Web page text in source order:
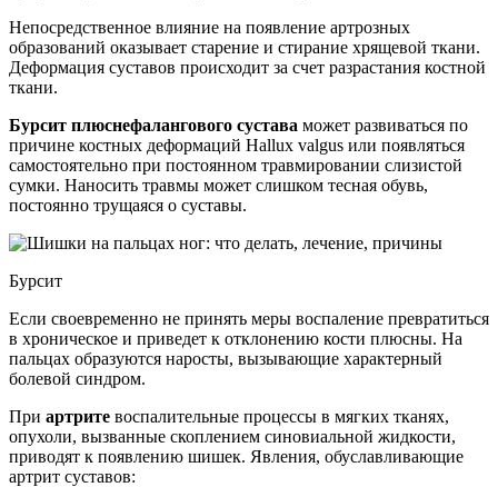
Непосредственное влияние на появление артрозных
образований оказывает старение и стирание хрящевой ткани.
Деформация суставов происходит за счет разрастания костной
ткани.
Бурсит плюснефалангового сустава может развиваться по
причине костных деформаций Hallux valgus или появляться
самостоятельно при постоянном травмировании слизистой
сумки. Наносить травмы может слишком тесная обувь,
постоянно трущаяся о суставы.
Бурсит
Если своевременно не принять меры воспаление превратиться
в хроническое и приведет к отклонению кости плюсны. На
пальцах образуются наросты, вызывающие характерный
болевой синдром.
При артрите воспалительные процессы в мягких тканях,
опухоли, вызванные скоплением синовиальной жидкости,
приводят к появлению шишек. Явления, обуславливающие
артрит суставов: